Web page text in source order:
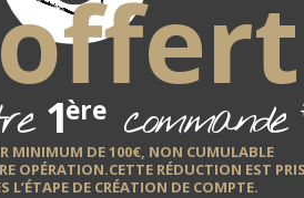
offert
1èrecommande
MINIMUM DE 100€, NON CUMULABLE
OPÉRATION.CETTE RÉDUCTION EST
L’ÉTAPE DE CRÉATION DE COMPTE.